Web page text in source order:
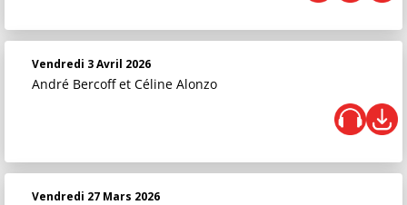
Vendredi 3 Avril 2026
André Bercoff et Céline Alonzo
Vendredi 27 Mars 2026